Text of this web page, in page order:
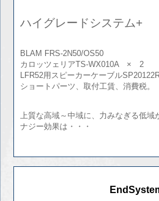
ハイグレードシステム+
BLAM FRS-2N50/OS50
カロッツェリアTS-WX010A × 2
LFR52用スピーカーケーブル
ショートパーツ、取付工賃、消費税。
上質な高域～中域に、力みなぎる低
ナジー効果は・・・